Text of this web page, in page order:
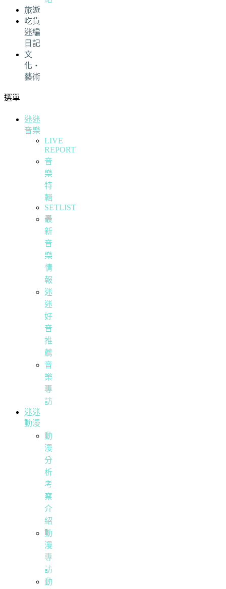
旅遊
吃貨
迷編
日記
文
化・
藝術
選單
迷迷
音樂
LIVE
REPORT
音
樂
特
輯
SETLIST
最
新
音
樂
情
報
迷
迷
好
音
推
薦
音
樂
專
訪
迷迷
動漫
動
漫
分
析
考
察
介
紹
動
漫
專
訪
動